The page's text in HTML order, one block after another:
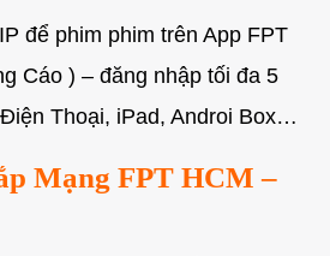
để phim phim trên App FPT
Cáo ) – đăng nhập tối đa 5
Thoại, iPad, Androi Box…
Mạng FPT HCM –